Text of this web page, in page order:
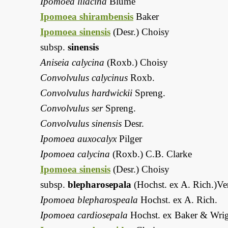
Ipomoea shirambensis Baker
Ipomoea sinensis (Desr.) Choisy
subsp. sinensis
Aniseia calycina (Roxb.) Choisy
Convolvulus calycinus Roxb.
Convolvulus hardwickii Spreng.
Convolvulus serSpreng.
Convolvulus sinensis Desr.
Ipomoea auxocalyxPilger
Ipomoea calycina (Roxb.) C.B. Clarke
Ipomoea sinensis (Desr.) Choisy
subsp. blepharosepala (Hochst. ex A.
Ipomoea blepharospeala Hochst. ex A. Rich.
Ipomoea cardiosepala Hochst. ex Baker &